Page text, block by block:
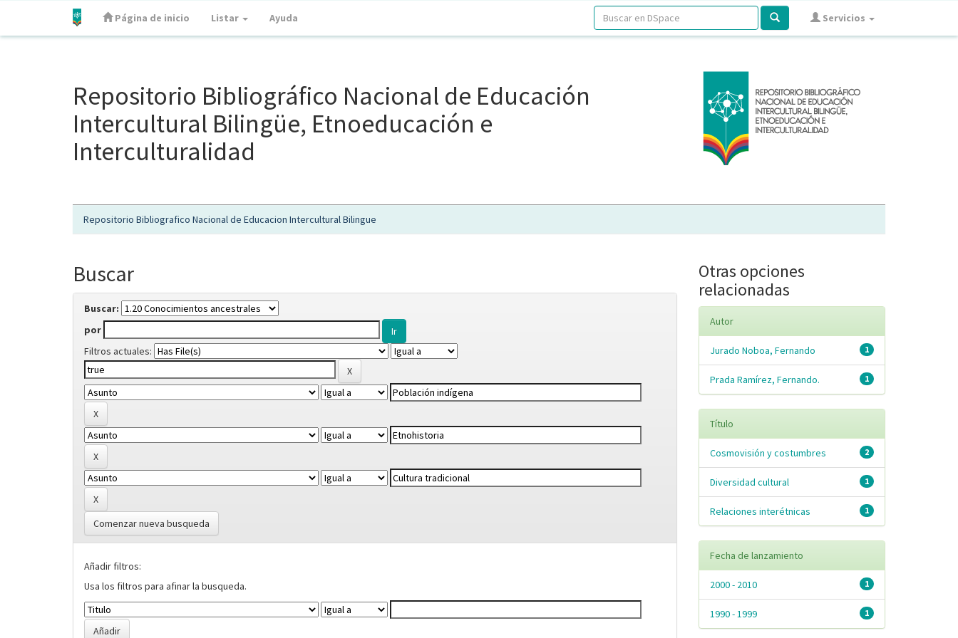
Página de inicio Listar Ayuda Servicios
Repositorio Bibliográfico Nacional de Educación
Intercultural Bilingüe, Etnoeducación e
Interculturalidad
Repositorio Bibliografico Nacional de Educacion Intercultural Bilingue
Buscar
Buscar:
por
Filtros actuales:
Comenzar nueva busqueda
Añadir filtros:
Usa los filtros para afinar la busqueda.
Otras opciones
relacionadas
Autor
1
Jurado Noboa, Fernando
1
Prada Ramírez, Fernando.
Título
2
Cosmovisión y costumbres
1
Diversidad cultural
1
Relaciones interétnicas
Fecha de lanzamiento
1
2000 - 2010
1
1990 - 1999